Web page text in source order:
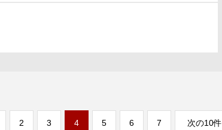
2 3 4 5 6 7 次の10件